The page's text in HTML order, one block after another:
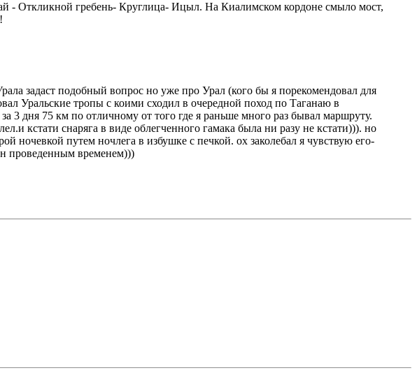
- Откликной гребень- Круглица- Ицыл. На Киалимском кордоне смыло мост,
задаст подобный вопрос но уже про Урал (кого бы я порекомендовал для
Уральские тропы с коими сходил в очередной поход по Таганаю в
дня 75 км по отличному от того где я раньше много раз бывал маршруту.
кстати снаряга в виде облегченного гамака была ни разу не кстати))). но
путем ночлега в избушке с печкой. ох заколебал я чувствую его-
проведенным временем)))